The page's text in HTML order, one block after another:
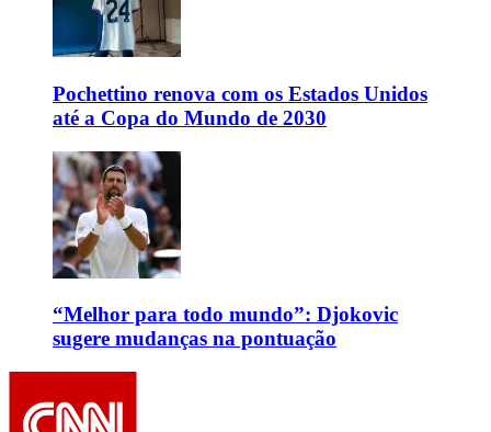
Pochettino renova com os Estados Unidos
até a Copa do Mundo de 2030
“Melhor para todo mundo”: Djokovic
sugere mudanças na pontuação